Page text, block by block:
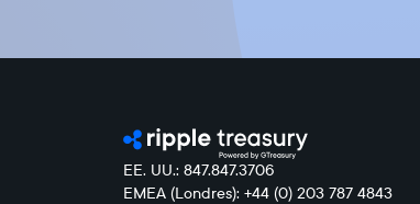
EE. UU.: 847.847.3706
EMEA (Londres): +44 (0) 203 787 4843